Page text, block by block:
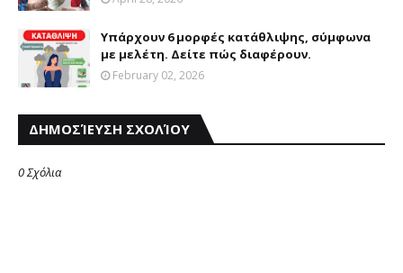
Υπάρχουν 6 μορφές κατάθλιψης, σύμφωνα
με μελέτη. Δείτε πώς διαφέρουν.
February 02, 2026
ΔΗΜΟΣΊΕΥΣΗ ΣΧΟΛΊΟΥ
0 Σχόλια